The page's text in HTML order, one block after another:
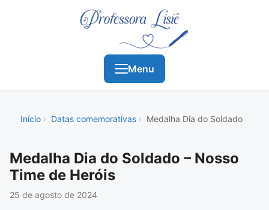
Menu
Início Datas comemorativas Medalha Dia do Soldado
Medalha Dia do Soldado – Nosso
Time de Heróis
25 de agosto de 2024